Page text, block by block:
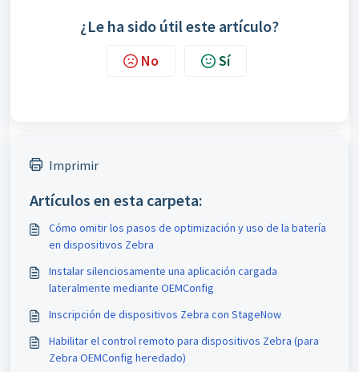
¿Le ha sido útil este artículo?
No Sí
Imprimir
Artículos en esta carpeta:
Cómo omitir los pasos de optimización y uso de la batería
en dispositivos Zebra
Instalar silenciosamente una aplicación cargada
lateralmente mediante OEMConfig
Inscripción de dispositivos Zebra con StageNow
Habilitar el control remoto para dispositivos Zebra (para
Zebra OEMConfig heredado)